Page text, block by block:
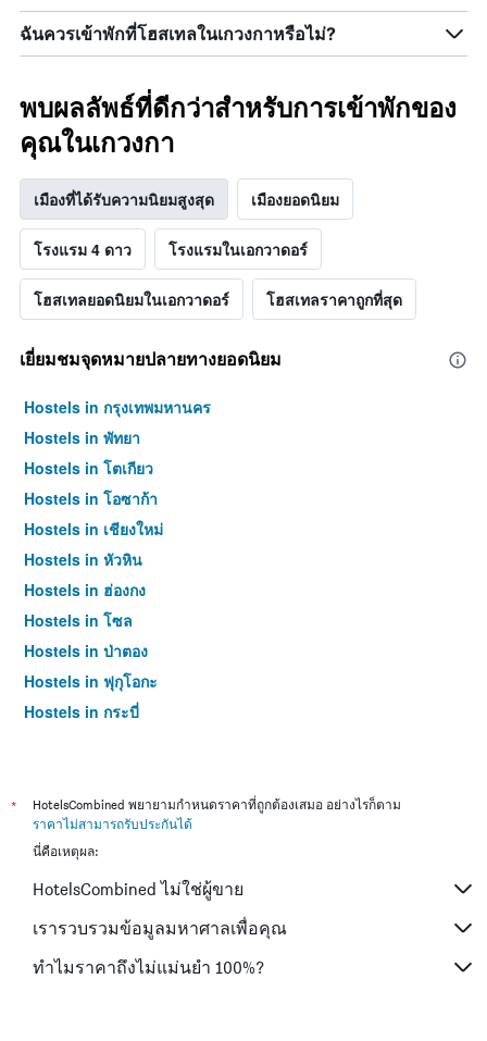
ฉันควรเข้าพักที่โฮสเทลในเกวงกาหรือไม่?
พบผลลัพธ์ที่ดีกว่าสำหรับการเข้าพักของ
คุณในเกวงกา
เมืองที่ได้รับความนิยมสูงสุด เมืองยอดนิยม
โรงแรม 4 ดาว โรงแรมในเอกวาดอร์
โฮสเทลยอดนิยมในเอกวาดอร์ โฮสเทลราคาถูกที่สุด
เยี่ยมชมจุดหมายปลายทางยอดนิยม
Hostels in กรุงเทพมหานคร
Hostels in พัทยา
Hostels in โตเกียว
Hostels in โอซาก้า
Hostels in เชียงใหม่
Hostels in หัวหิน
Hostels in ฮ่องกง
Hostels in โซล
Hostels in ป่าตอง
Hostels in ฟุกุโอกะ
Hostels in กระบี่
Hostels in เซี่ยงไฮ้
Hostels in ไทเป
Hostels in หาดใหญ่
Hostels in ภูเก็ต
Hostels in เกียวโต
*
HotelsCombined พยายามกำหนดราคาที่ถูกต้องเสมอ อย่างไรก็ตาม
ราคาไม่สามารถรับประกันได้
นี่คือเหตุผล:
HotelsCombined ไม่ใช่ผู้ขาย
เรารวบรวมข้อมูลมหาศาลเพื่อคุณ
ทำไมราคาถึงไม่แม่นยำ 100%?